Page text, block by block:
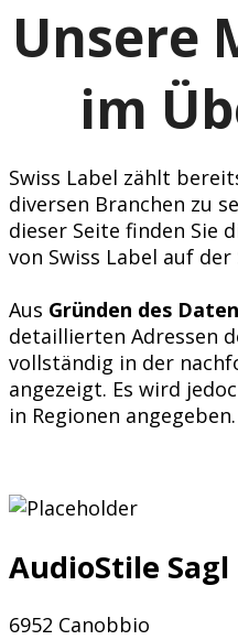
Unsere
im
Swiss Label zählt
diversen Branchen zu
dieser Seite finden Sie
von Swiss Label auf der
Aus Gründen des
detaillierten Adressen
vollständig in der
angezeigt. Es wird
in Regionen angegeben.
AudioStile Sagl
6952 Canobbio